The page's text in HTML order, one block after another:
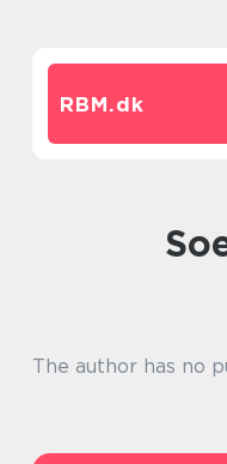
RBM.dk
The author has no